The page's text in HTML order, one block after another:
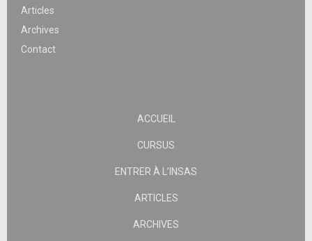
Articles
Archives
Contact
ACCUEIL
CURSUS
ENTRER À L’INSAS
ARTICLES
ARCHIVES